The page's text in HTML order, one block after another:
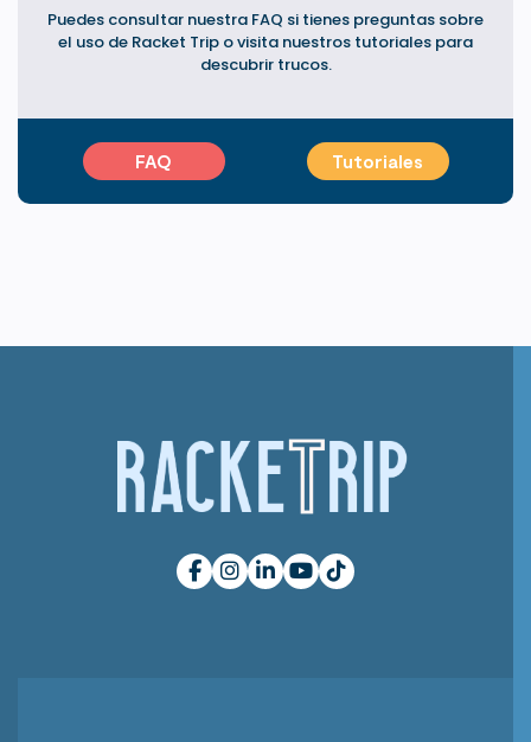
Puedes consultar nuestra FAQ si tienes preguntas sobre
el uso de Racket Trip o visita nuestros tutoriales para
descubrir trucos.
FAQ Tutoriales